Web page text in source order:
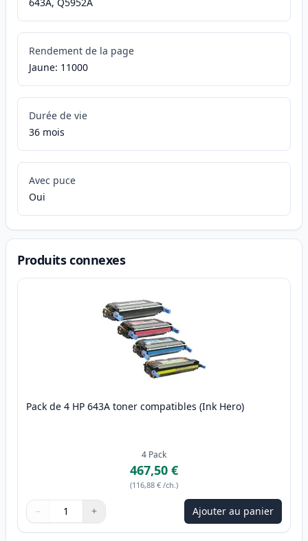
Rendement de la page
Jaune: 11000
Durée de vie
36 mois
Avec puce
Oui
Produits connexes
Pack de 4 HP 643A toner compatibles (Ink Hero)
4 Pack
467,50 €
(116,88 € /ch.)
Quantité
Utilisez les boutons pour ajuster
− +
Quantité Ajouter au panier